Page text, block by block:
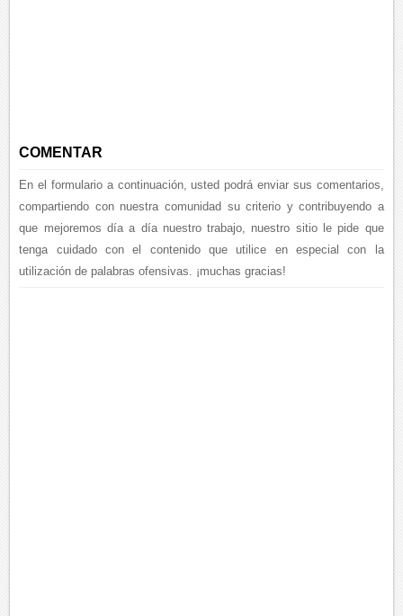
COMENTAR
En el formulario a continuación, usted podrá enviar sus comentarios,
compartiendo con nuestra comunidad su criterio y contribuyendo a
que mejoremos día a día nuestro trabajo, nuestro sitio le pide que
tenga cuidado con el contenido que utilice en especial con la
utilización de palabras ofensivas. ¡muchas gracias!